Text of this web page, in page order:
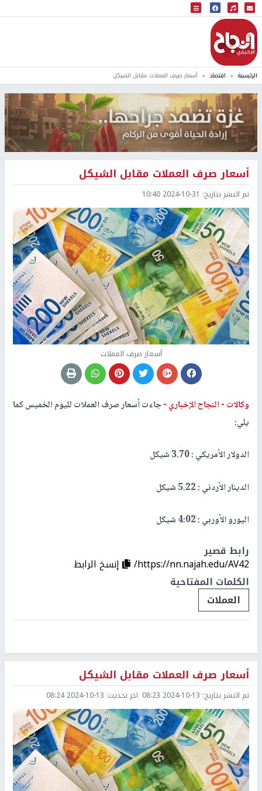
البث المباشر
إذاعة النجاح
الرئيسية اقتصاد أسعار صرف العملات مقابل الشيكل
أسعار صرف العملات مقابل الشيكل
تم النشر بتاريخ: 2024-10-31 10:40
أسعار صرف العملات
وكالات -النجاح الإخباري -جاءت أسعار صرف العملات لليوم الخميس كما
يلي:
الدولار الأمريكي : 3.70 شيكل
الدينار الأردني : 5.22 شيكل
اليورو الأوربي : 4:02 شيكل
رابط قصير
https://nn.najah.edu/AV42/
إنسخ الرابط
الكلمات المفتاحية
العملات
أسعار صرف العملات مقابل الشيكل
تم النشر بتاريخ: 2024-10-13 08:23 اخر تحديث: 2024-10-13 08:24